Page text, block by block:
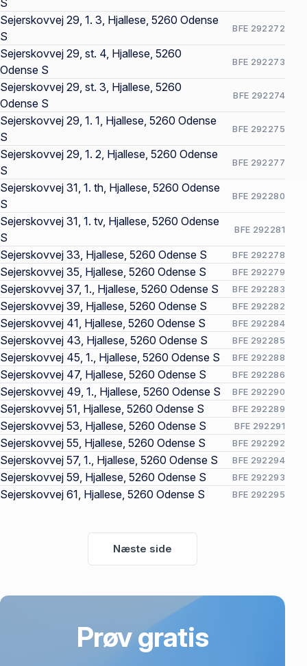
S
Sejerskovvej 29, 1. 3, Hjallese, 5260 Odense
S
BFE 292272
Sejerskovvej 29, st. 4, Hjallese, 5260
Odense S
BFE 292273
Sejerskovvej 29, st. 3, Hjallese, 5260
Odense S
BFE 292274
Sejerskovvej 29, 1. 1, Hjallese, 5260 Odense
S
BFE 292275
Sejerskovvej 29, 1. 2, Hjallese, 5260 Odense
S
BFE 292277
Sejerskovvej 31, 1. th, Hjallese, 5260 Odense
S
BFE 292280
Sejerskovvej 31, 1. tv, Hjallese, 5260 Odense
S
BFE 292281
Sejerskovvej 33, Hjallese, 5260 Odense S BFE 292278
Sejerskovvej 35, Hjallese, 5260 Odense S BFE 292279
Sejerskovvej 37, 1., Hjallese, 5260 Odense S BFE 292283
Sejerskovvej 39, Hjallese, 5260 Odense S BFE 292282
Sejerskovvej 41, Hjallese, 5260 Odense S BFE 292284
Sejerskovvej 43, Hjallese, 5260 Odense S BFE 292285
Sejerskovvej 45, 1., Hjallese, 5260 Odense S BFE 292288
Sejerskovvej 47, Hjallese, 5260 Odense S BFE 292286
Sejerskovvej 49, 1., Hjallese, 5260 Odense S BFE 292290
Sejerskovvej 51, Hjallese, 5260 Odense S BFE 292289
Sejerskovvej 53, Hjallese, 5260 Odense S BFE 292291
Sejerskovvej 55, Hjallese, 5260 Odense S BFE 292292
Sejerskovvej 57, 1., Hjallese, 5260 Odense S BFE 292294
Sejerskovvej 59, Hjallese, 5260 Odense S BFE 292293
Sejerskovvej 61, Hjallese, 5260 Odense S BFE 292295
Næste side
Prøv gratis